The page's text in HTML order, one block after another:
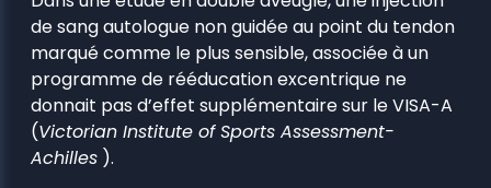
de sang autologue non guidée au point du tendon
marqué comme le plus sensible, associée à un
programme de rééducation excentrique ne
donnait pas d’effet supplémentaire sur le VISA-A
(Victorian Institute of Sports Assessment-
Achilles ).